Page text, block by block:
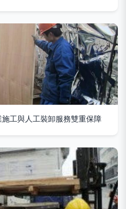
工與人工裝卸服務雙重保障